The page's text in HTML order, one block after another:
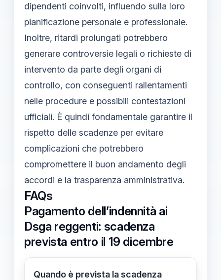
dipendenti coinvolti, influendo sulla loro
pianificazione personale e professionale.
Inoltre, ritardi prolungati potrebbero
generare controversie legali o richieste di
intervento da parte degli organi di
controllo, con conseguenti rallentamenti
nelle procedure e possibili contestazioni
ufficiali. È quindi fondamentale garantire il
rispetto delle scadenze per evitare
complicazioni che potrebbero
compromettere il buon andamento degli
accordi e la trasparenza amministrativa.
FAQs
Pagamento dell’indennità ai
Dsga reggenti: scadenza
prevista entro il 19 dicembre
Quando è prevista la scadenza